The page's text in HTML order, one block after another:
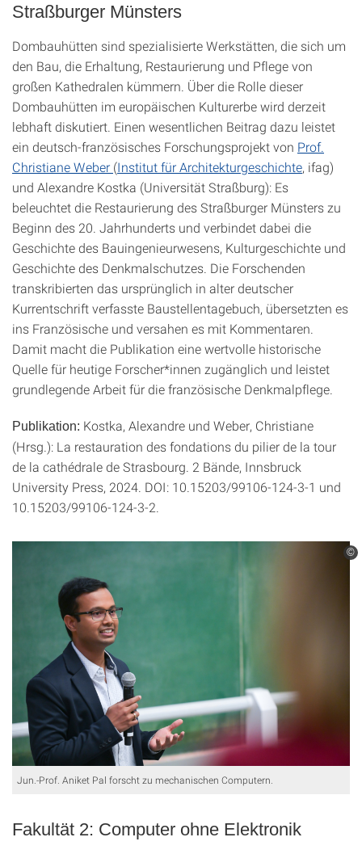
Straßburger Münsters
Dombauhütten sind spezialisierte Werkstätten, die sich um
den Bau, die Erhaltung, Restaurierung und Pflege von
großen Kathedralen kümmern. Über die Rolle dieser
Dombauhütten im europäischen Kulturerbe wird derzeit
lebhaft diskutiert. Einen wesentlichen Beitrag dazu leistet
ein deutsch-französisches Forschungsprojekt von Prof.
Christiane Weber (Institut für Architekturgeschichte, ifag)
und Alexandre Kostka (Universität Straßburg): Es
beleuchtet die Restaurierung des Straßburger Münsters zu
Beginn des 20. Jahrhunderts und verbindet dabei die
Geschichte des Bauingenieurwesens, Kulturgeschichte und
Geschichte des Denkmalschutzes. Die Forschenden
transkribierten das ursprünglich in alter deutscher
Kurrentschrift verfasste Baustellentagebuch, übersetzten es
ins Französische und versahen es mit Kommentaren.
Damit macht die Publikation eine wertvolle historische
Quelle für heutige Forscher*innen zugänglich und leistet
grundlegende Arbeit für die französische Denkmalpflege.
Publikation: Kostka, Alexandre und Weber, Christiane
(Hrsg.): La restauration des fondations du pilier de la tour
de la cathédrale de Strasbourg. 2 Bände, Innsbruck
University Press, 2024. DOI: 10.15203/99106-124-3-1 und
10.15203/99106-124-3-2.
©
Jun.-Prof. Aniket Pal forscht zu mechanischen Computern.
Fakultät 2: Computer ohne Elektronik